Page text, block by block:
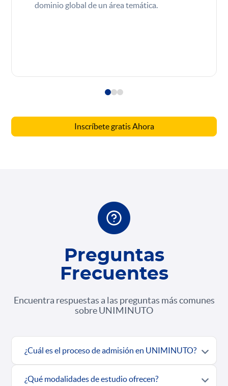
dominio global de un área temática.
Inscríbete gratis Ahora
Preguntas
Frecuentes
Encuentra respuestas a las preguntas más comunes
sobre UNIMINUTO
¿Cuál es el proceso de admisión en UNIMINUTO?
¿Qué modalidades de estudio ofrecen?